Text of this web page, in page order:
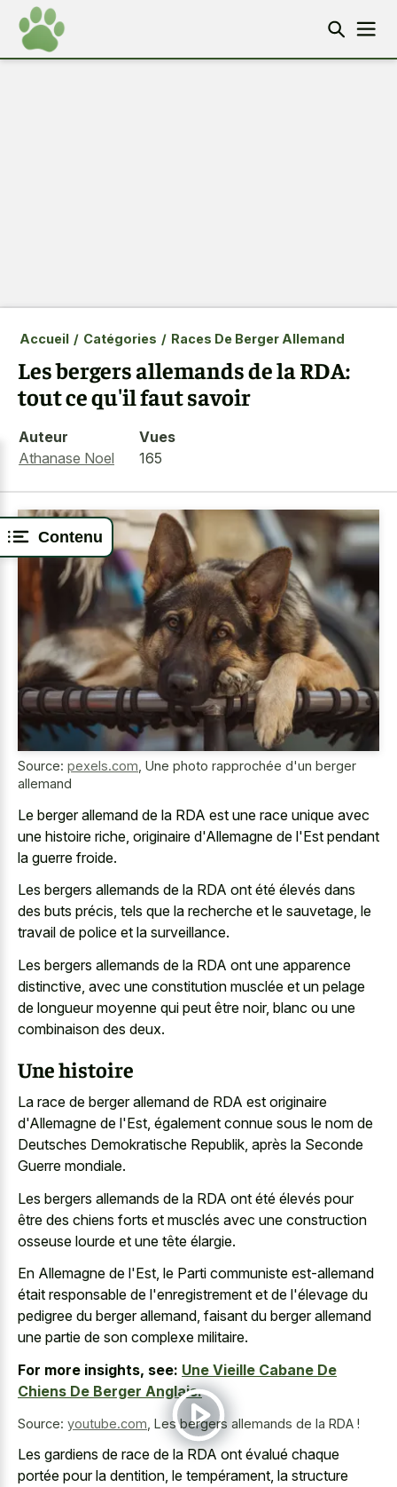
Contenu
Accueil / Catégories / Races De Berger Allemand
Les bergers allemands de la RDA:
tout ce qu'il faut savoir
Auteur
Athanase Noel
Vues
165
Source: pexels.com Une photo rapprochée d'un berger
allemand
Le berger allemand de la RDA est une race unique avec
une histoire riche, originaire d'Allemagne de l'Est pendant
la guerre froide.
Les bergers allemands de la RDA ont été élevés dans
des buts précis, tels que la recherche et le sauvetage, le
travail de police et la surveillance.
Les bergers allemands de la RDA ont une apparence
distinctive, avec une constitution musclée et un pelage
de longueur moyenne qui peut être noir, blanc ou une
combinaison des deux.
Une histoire
La race de berger allemand de RDA est originaire
d'Allemagne de l'Est, également connue sous le nom de
Deutsches Demokratische Republik, après la Seconde
Guerre mondiale.
Les bergers allemands de la RDA ont été élevés pour
être des chiens forts et musclés avec une construction
osseuse lourde et une tête élargie.
En Allemagne de l'Est, le Parti communiste est-allemand
était responsable de l'enregistrement et de l'élevage du
pedigree du berger allemand, faisant du berger allemand
une partie de son complexe militaire.
For more insights, see: Une Vieille Cabane De
Chiens De Berger Anglais.
Source: youtube.com Les bergers allemands de la RDA !
Les gardiens de race de la RDA ont évalué chaque
portée pour la dentition, le tempérament, la structure